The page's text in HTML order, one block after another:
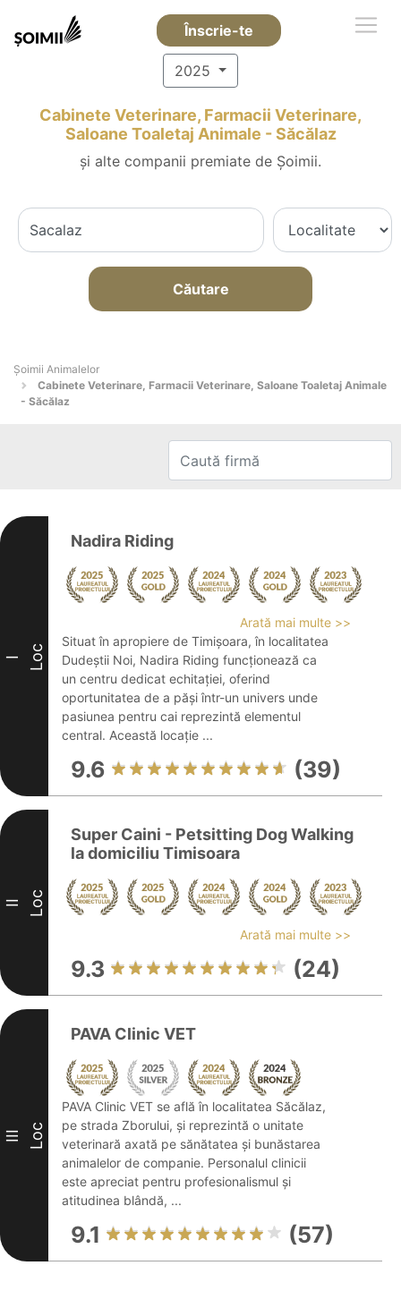
Înscrie-te
2025
Cabinete Veterinare, Farmacii Veterinare,
Saloane Toaletaj Animale - Săcălaz
și alte companii premiate de Șoimii.
Căutare
Şoimii Animalelor
Cabinete Veterinare, Farmacii Veterinare, Saloane Toaletaj Animale
- Săcălaz
I Loc
Nadira Riding
Arată mai multe >>
Situat în apropiere de Timișoara, în localitatea
Dudeștii Noi, Nadira Riding funcționează ca
un centru dedicat echitației, oferind
oportunitatea de a păși într-un univers unde
pasiunea pentru cai reprezintă elementul
central. Această locație ...
9.6 (39)
II Loc
Super Caini - Petsitting Dog Walking
la domiciliu Timisoara
Arată mai multe >>
9.3 (24)
III Loc
PAVA Clinic VET
PAVA Clinic VET se află în localitatea Săcălaz,
pe strada Zborului, și reprezintă o unitate
veterinară axată pe sănătatea și bunăstarea
animalelor de companie. Personalul clinicii
este apreciat pentru profesionalismul și
atitudinea blândă, ...
9.1 (57)